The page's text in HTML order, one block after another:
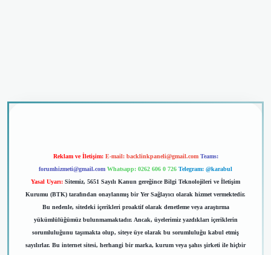
Reklam ve İletişim: E-mail: backlinkpaneli@gmail.com Teams:
forumhizmeti@gmail.com Whatsapp: 0262 606 0 726 Telegram: @karabul
Yasal Uyarı: Sitemiz, 5651 Sayılı Kanun gereğince Bilgi Teknolojileri ve İletişim
Kurumu (BTK) tarafından onaylanmış bir Yer Sağlayıcı olarak hizmet vermektedir.
Bu nedenle, sitedeki içerikleri proaktif olarak denetleme veya araştırma
yükümlülüğümüz bulunmamaktadır. Ancak, üyelerimiz yazdıkları içeriklerin
sorumluluğunu taşımakta olup, siteye üye olarak bu sorumluluğu kabul etmiş
sayılırlar. Bu internet sitesi, herhangi bir marka, kurum veya şahıs şirketi ile hiçbir